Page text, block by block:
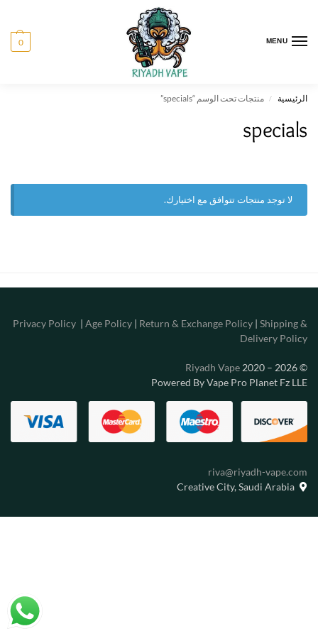
MENU
0
الرئيسية / منتجات تحت الوسم “specials”
specials
لا توجد منتجات تتوافق مع اختيارك.
Privacy Policy | Age Policy | Return & Exchange Policy | Shipping &
Delivery Policy
©
Riyadh Vape 2020 – 2026
Powered By Vape Pro Planet Fz LLE
riva@riyadh-vape.com